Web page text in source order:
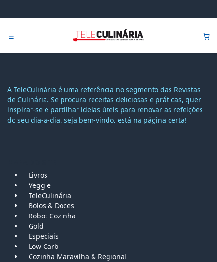
A TeleCulinária é uma referência no segmento das Revistas
de Culinária. Se procura receitas deliciosas e práticas, quer
inspirar-se e partilhar ideias úteis para renovar as refeições
do seu dia-a-dia, seja bem-vindo, está na página certa!
Livros
Veggie
TeleCulinária
Bolos & Doces
Robot Cozinha
Gold
Especiais
Low Carb
Cozinha Maravilha & Regional